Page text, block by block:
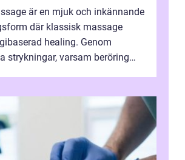
är en mjuk och inkännande
där klassisk massage
healing. Genom
strykningar, varsam beröring